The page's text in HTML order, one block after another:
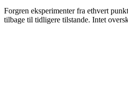
Forgren eksperimenter fra ethvert
tilbage til tidligere tilstande. Intet